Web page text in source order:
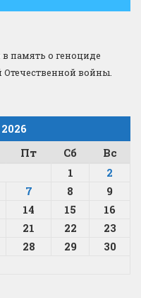
память о геноциде
Отечественной войны.
Пт Сб
Вс
1
2
7 8
9
14 15
16
21 22
23
28 29
30